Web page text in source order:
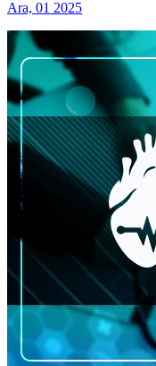
Ara, 01 2025